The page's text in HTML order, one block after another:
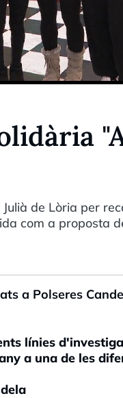
de Lòria per
com a proposta
a Polseres
línies
a una de les